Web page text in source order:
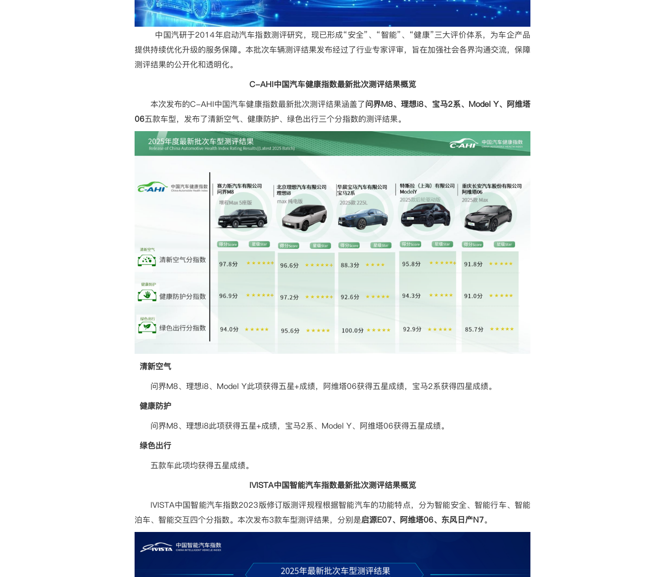
中国汽研于2014年启动汽车指数测评研究，现已形成“安全”、“智能”、“健康”三大评价体系，为车企产品
提供持续优化升级的服务保障。本批次车辆测评结果发布经过了行业专家评审，旨在加强社会各界沟通交流，保障
测评结果的公开化和透明化。
C-AHI中国汽车健康指数最新批次测评结果概览
本次发布的C-AHI中国汽车健康指数最新批次测评结果涵盖了问界M8、理想i8、宝马2系、 Model Y、阿维塔
06五款车型，发布了清新空气、健康防护、绿色出行三个分指数的测评结果。
清新空气
问界M8、理想i8、 Model Y此项获得五星+成绩，阿维塔06获得五星成绩，宝马2系获得四星成绩。
健康防护
问界M8、理想i8此项获得五星+成绩，宝马2系、 Model Y、阿维塔06获得五星成绩。
绿色出行
五款车此项均获得五星成绩。
IVISTA中国智能汽车指数最新批次测评结果概览
IVISTA中国智能汽车指数2023版修订版测评规程根据智能汽车的功能特点，分为智能安全、智能行车、智能
泊车、智能交互四个分指数。本次发布3款车型测评结果，分别是启源E07、阿维塔06、东风日产N7。